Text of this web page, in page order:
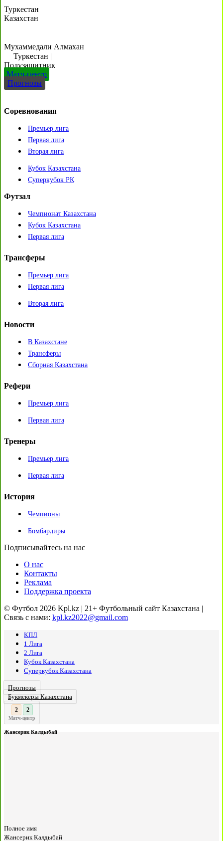
Туркестан
Казахстан
Мухаммедали Алмахан
Туркестан |
Полузащитник
Матч-центр
Прогнозы
Соревнования
Премьер лига
Первая лига
Вторая лига
Кубок Казахстана
Суперкубок РК
Футзал
Чемпионат Казахстана
Кубок Казахстана
Первая лига
Трансферы
Премьер лига
Первая лига
Вторая лига
Новости
В Казахстане
Трансферы
Сборная Казахстана
Рефери
Премьер лига
Первая лига
Тренеры
Премьер лига
Первая лига
История
Чемпионы
Бомбардиры
Подписывайтесь на нас
О нас
Контакты
Реклама
Поддержка проекта
© Футбол 2026 Kpl.kz | 21+ Футбольный сайт Казахстана |
Связь с нами: kpl.kz2022@gmail.com
КПЛ
1 Лига
2 Лига
Кубок Казахстана
Суперкубок Казахстана
Прогнозы
Букмекеры Казахстана
3 : 2
Матч-центр
Жансерик Калдыбай
Полное имя
Жансерик Калдыбай